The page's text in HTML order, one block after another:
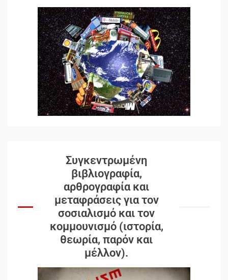
Συγκεντρωμένη
βιβλιογραφία,
αρθρογραφία και
μεταφράσεις για τον
σοσιαλισμό και τον
κομμουνισμό (ιστορία,
θεωρία, παρόν και
μέλλον).